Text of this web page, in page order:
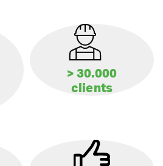
> 30.000
clients